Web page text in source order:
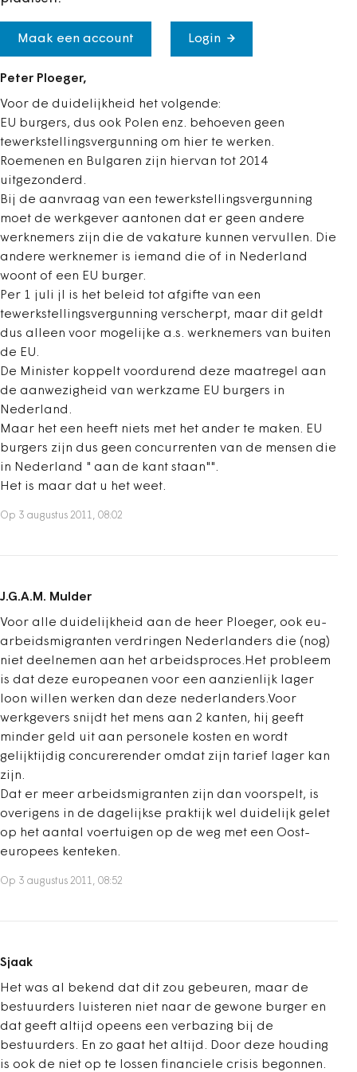
Maak een account Login
Peter Ploeger,
Voor de duidelijkheid het volgende:
EU burgers, dus ook Polen enz. behoeven geen
tewerkstellingsvergunning om hier te werken.
Roemenen en Bulgaren zijn hiervan tot 2014
uitgezonderd.
Bij de aanvraag van een tewerkstellingsvergunning
moet de werkgever aantonen dat er geen andere
werknemers zijn die de vakature kunnen vervullen. Die
andere werknemer is iemand die of in Nederland
woont of een EU burger.
Per 1 juli jl is het beleid tot afgifte van een
tewerkstellingsvergunning verscherpt, maar dit geldt
dus alleen voor mogelijke a.s. werknemers van buiten
de EU.
De Minister koppelt voordurend deze maatregel aan
de aanwezigheid van werkzame EU burgers in
Nederland.
Maar het een heeft niets met het ander te maken. EU
burgers zijn dus geen concurrenten van de mensen die
in Nederland " aan de kant staan"".
Het is maar dat u het weet.
Op 3 augustus 2011, 08:02
J.G.A.M. Mulder
Voor alle duidelijkheid aan de heer Ploeger, ook eu-
arbeidsmigranten verdringen Nederlanders die (nog)
niet deelnemen aan het arbeidsproces.Het probleem
is dat deze europeanen voor een aanzienlijk lager
loon willen werken dan deze nederlanders.Voor
werkgevers snijdt het mens aan 2 kanten, hij geeft
minder geld uit aan personele kosten en wordt
gelijktijdig concurerender omdat zijn tarief lager kan
zijn.
Dat er meer arbeidsmigranten zijn dan voorspelt, is
overigens in de dagelijkse praktijk wel duidelijk gelet
op het aantal voertuigen op de weg met een Oost-
europees kenteken.
Op 3 augustus 2011, 08:52
Sjaak
Het was al bekend dat dit zou gebeuren, maar de
bestuurders luisteren niet naar de gewone burger en
dat geeft altijd opeens een verbazing bij de
bestuurders. En zo gaat het altijd. Door deze houding
is ook de niet op te lossen financiele crisis begonnen.